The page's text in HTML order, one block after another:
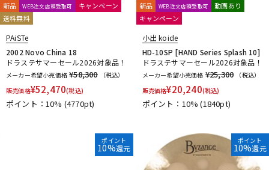
新品 WEB注文店頭受取可
キャンペーン
送料無料
PAiSTe
2002 Novo China 18
ドラステサマーセール2026対象品！
メーカー希望小売価格 ¥58,300
（税込）
販売価格¥52,470(税込)
ポイント：10% (4770pt)
新品 WEB注文店頭受取可
動画あり
キャンペーン
小出 koide
HD-10SP [HAND Series Splash 10]
ドラステサマーセール2026対象品！
メーカー希望小売価格 ¥25,300
（税込）
販売価格¥20,240(税込)
ポイント：10%(1840pt)
ポイント
10%還元
ポイント
10%還元